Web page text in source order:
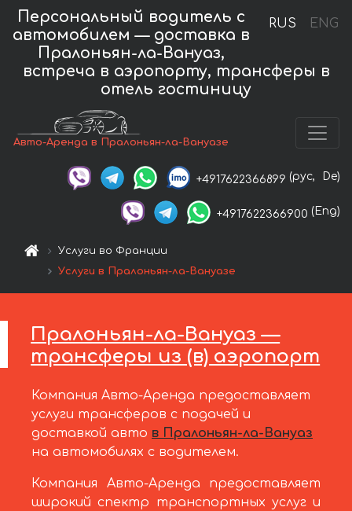
RUS ENG
Персональный водитель с
автомобилем — доставка в
Пралоньян-ла-Вануаз,
встреча в аэропорту, трансферы в
отель гостиницу
Авто-Аренда в Пралоньян-ла-Вануазе
+4917622366899 (рус, De)
+4917622366900 (Eng)
Услуги во Франции
Услуги в Пралоньян-ла-Вануазе
Пралоньян-ла-Вануаз —
трансферы из (в) аэропорт
Компания Авто-Аренда предоставляет
услуги трансферов с подачей и
доставкой авто в Пралоньян-ла-Вануаз
на автомобилях с водителем.
Компания Авто-Аренда предоставляет
широкий спектр транспортных услуг и